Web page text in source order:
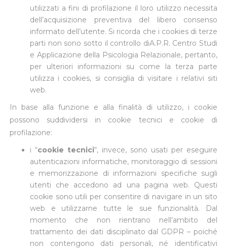
utilizzati a fini di profilazione il loro utilizzo necessita
dell’acquisizione preventiva del libero consenso
informato dell’utente. Si ricorda che i cookies di terze
parti non sono sotto il controllo diA.P.R. Centro Studi
e Applicazione della Psicologia Relazionale, pertanto,
per ulteriori informazioni su come la terza parte
utilizza i cookies, si consiglia di visitare i relativi siti
web.
In base alla funzione e alla finalità di utilizzo, i cookie
possono suddividersi in cookie tecnici e cookie di
profilazione:
i “cookie tecnici“, invece, sono usati per eseguire
autenticazioni informatiche, monitoraggio di sessioni
e memorizzazione di informazioni specifiche sugli
utenti che accedono ad una pagina web. Questi
cookie sono utili per consentire di navigare in un sito
web e utilizzarne tutte le sue funzionalità. Dal
momento che non rientrano nell’ambito del
trattamento dei dati disciplinato dal GDPR – poiché
non contengono dati personali, né identificativi